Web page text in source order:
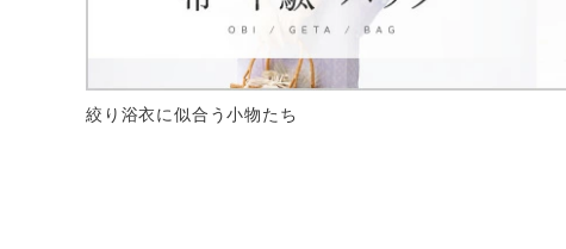
絞り浴衣に似合う小物たち